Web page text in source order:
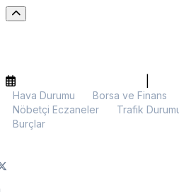
Hava Durumu Borsa ve Finans
Nöbetçi Eczaneler
Trafik
Burçlar